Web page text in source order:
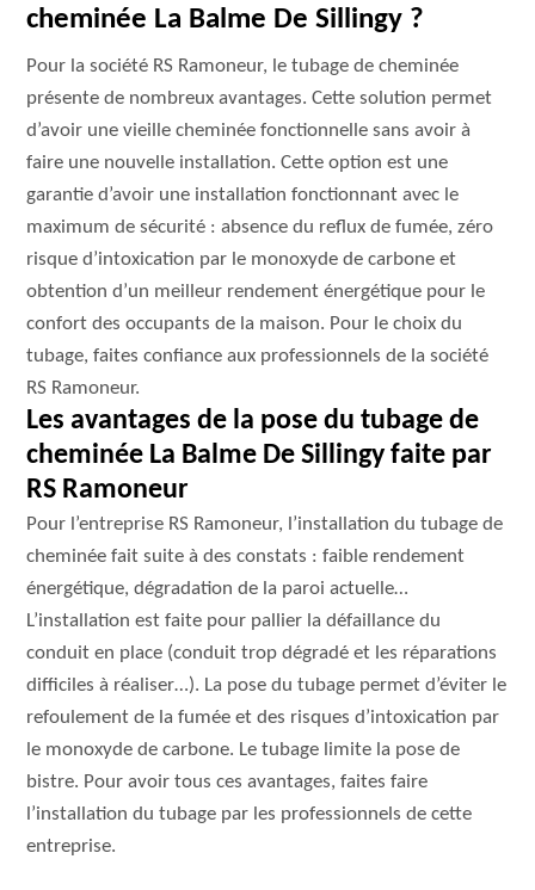
cheminée La Balme De Sillingy ?
Pour la société RS Ramoneur, le tubage de cheminée
présente de nombreux avantages. Cette solution permet
d’avoir une vieille cheminée fonctionnelle sans avoir à
faire une nouvelle installation. Cette option est une
garantie d’avoir une installation fonctionnant avec le
maximum de sécurité : absence du reflux de fumée, zéro
risque d’intoxication par le monoxyde de carbone et
obtention d’un meilleur rendement énergétique pour le
confort des occupants de la maison. Pour le choix du
tubage, faites confiance aux professionnels de la société
RS Ramoneur.
Les avantages de la pose du tubage de
cheminée La Balme De Sillingy faite par
RS Ramoneur
Pour l’entreprise RS Ramoneur, l’installation du tubage de
cheminée fait suite à des constats : faible rendement
énergétique, dégradation de la paroi actuelle…
L’installation est faite pour pallier la défaillance du
conduit en place (conduit trop dégradé et les réparations
difficiles à réaliser…). La pose du tubage permet d’éviter le
refoulement de la fumée et des risques d’intoxication par
le monoxyde de carbone. Le tubage limite la pose de
bistre. Pour avoir tous ces avantages, faites faire
l’installation du tubage par les professionnels de cette
entreprise.